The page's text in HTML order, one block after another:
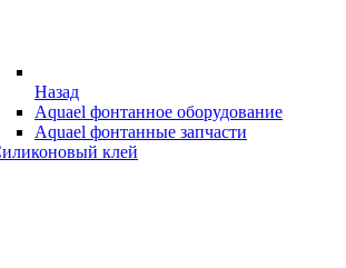
Назад
Aquael фонтанное оборудование
Aquael фонтанные запчасти
клей